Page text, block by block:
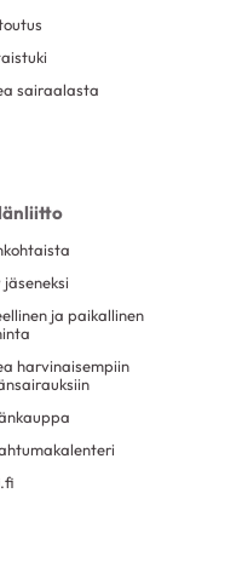
sairaalasta
jäseneksi
ja paikallinen
harvinaisempiin